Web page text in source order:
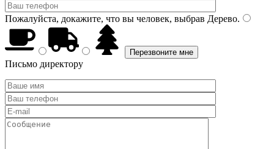
Пожалуйста, докажите, что вы человек, выбрав Дерево.
Письмо директору